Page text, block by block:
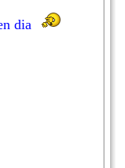
dia